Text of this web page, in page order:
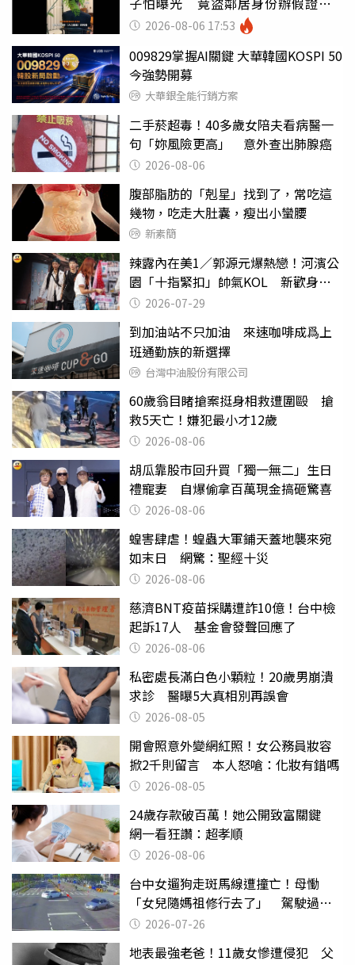
戶 2026-08-06 17:53
009829掌握AI關鍵 大華韓國KOSPI 50
今強勢開募
大華銀全能行銷方案
二手菸超毒！40多歲女陪夫看病醫一
句「妳風險更高」 意外查出肺腺癌
2026-08-06
腹部脂肪的「剋星」找到了，常吃這
幾物，吃走大肚囊，瘦出小蠻腰
新素簡
辣露內在美1／郭源元爆熱戀！河濱公
園「十指緊扣」帥氣KOL 新歡身份
曝光2026-07-29
到加油站不只加油 來速咖啡成爲上
班通勤族的新選擇
台灣中油股份有限公司
60歲翁目睹搶案挺身相救遭圍毆 搶
救5天亡！嫌犯最小才12歲
2026-08-06
胡瓜靠股市回升買「獨一無二」生日
禮寵妻 自爆偷拿百萬現金搞砸驚喜
2026-08-06
蝗害肆虐！蝗蟲大軍鋪天蓋地襲來宛
如末日 網驚：聖經十災
2026-08-06
慈濟BNT疫苗採購遭詐10億！台中檢
起訴17人 基金會發聲回應了
2026-08-06
私密處長滿白色小顆粒！20歲男崩潰
求診 醫曝5大真相別再誤會
2026-08-05
開會照意外變網紅照！女公務員妝容
掀2千則留言 本人怒嗆：化妝有錯嗎
2026-08-05
24歲存款破百萬！她公開致富關鍵
網一看狂讚：超孝順
2026-08-06
台中女遛狗走斑馬線遭撞亡！母慟
「女兒隨媽祖修行去了」 駕駛過失
致死判9月
2026-07-26
地表最強老爸！11歲女慘遭侵犯 父